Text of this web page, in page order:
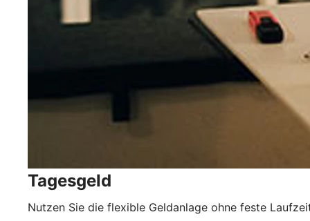
Tagesgeld
Nutzen Sie die flexible Geldanlage ohne feste